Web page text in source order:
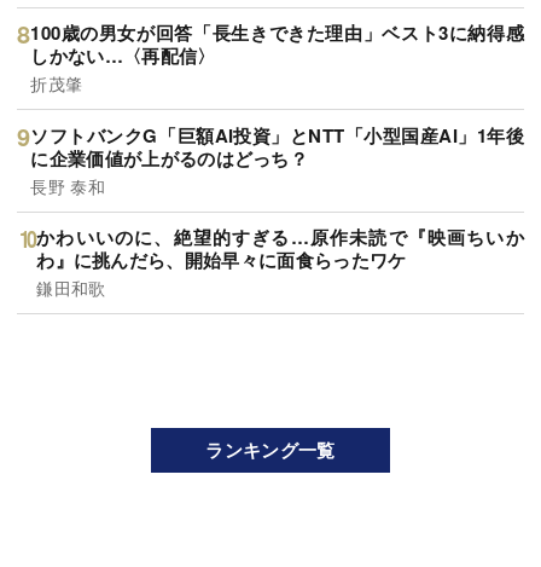
100歳の男女が回答「長生きできた理由」ベスト3に納得感
しかない…〈再配信〉
折茂肇
ソフトバンクG「巨額AI投資」とNTT「小型国産AI」1年後
に企業価値が上がるのはどっち？
長野 泰和
かわいいのに、絶望的すぎる…原作未読で『映画ちいか
わ』に挑んだら、開始早々に面食らったワケ
鎌田和歌
ランキング一覧